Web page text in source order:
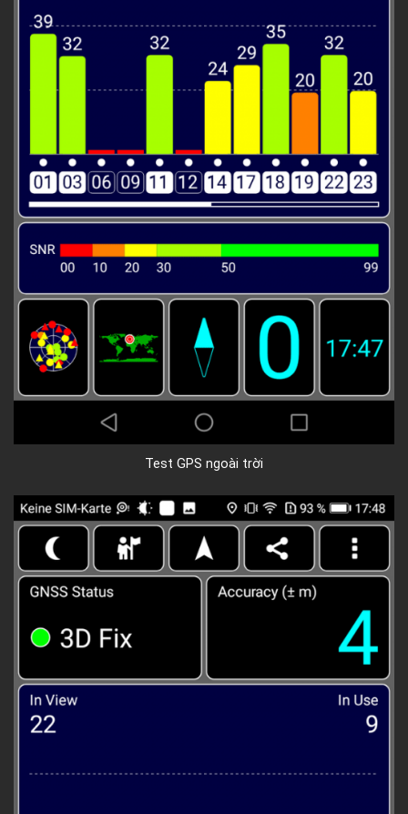
Test GPS ngoài trời